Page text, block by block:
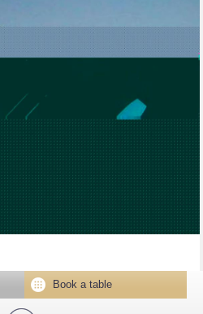
Book a table